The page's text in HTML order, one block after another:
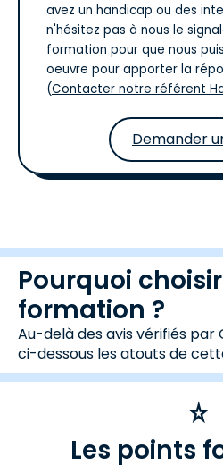
avez un handicap ou des
n'hésitez pas à nous le
formation pour que nous
oeuvre pour apporter la
(Contacter notre référent
Demander
Pourquoi
formation ?
Au-delà des avis vérifiés par
ci-dessous les atouts de
Les points